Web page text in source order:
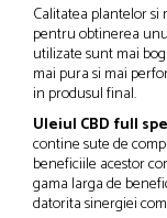
Calitatea plantelor
pentru obtinerea
utilizate sunt mai
mai pura si mai
in produsul final.
Uleiul CBD full
contine sute de
beneficiile acestor
gama larga de
datorita sinergiei